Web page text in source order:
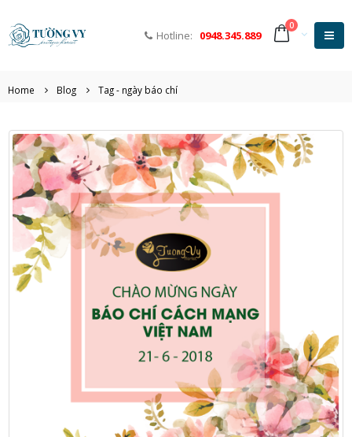
Hotline: 0948.345.889
0
Home Blog Tag - ngày báo chí
Khám phá những loại hoa
tặng sinh nhật ý nghĩa
Một số lưu ý nhỏ khi lựa
chọn lẵng hoa tặng sinh
ý nghĩa gửi tặng
yêu quý!
06/10/2018
Bí quyết chọn và
20/10 cho những